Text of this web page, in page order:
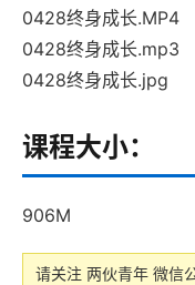
0428终身成长.MP4
0428终身成长.mp3
0428终身成长.jpg
课程大小：
906M
请关注 两伙青年 微信